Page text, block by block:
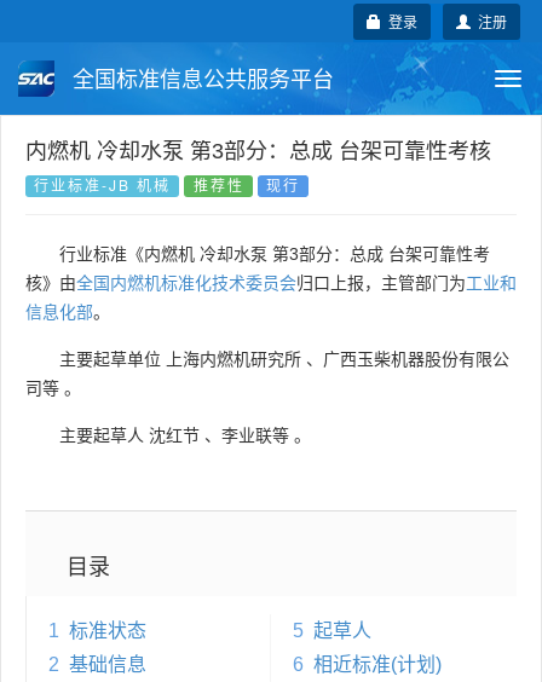
注册
登录
全国标准信息公共服务平台
国家标准 行业标准 地方标准
国外标准 技术委员会
内燃机 冷却水泵 第3部分：总成 台架可靠性考核
行业标准-JB 机械 推荐性 现行
行业标准《内燃机 冷却水泵 第3部分：总成 台架可靠性考
核》由全国内燃机标准化技术委员会归口上报，主管部门为工业和
信息化部。
主要起草单位 上海内燃机研究所 、 广西玉柴机器股份有限公
司等 。
主要起草人 沈红节 、 李业联等 。
目录
1 标准状态
2 基础信息
5 起草人
6 相近标准(计划)